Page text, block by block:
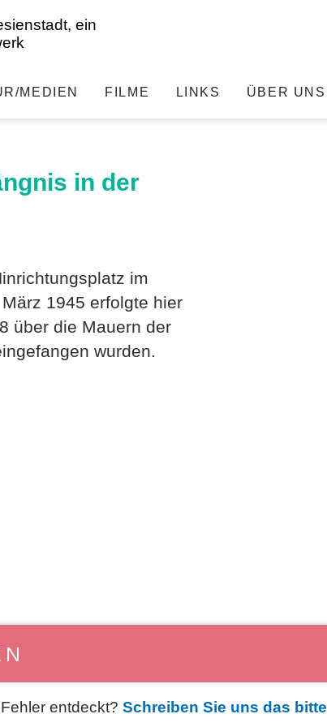
MEDIEN FILME LINKS ÜBER UNS
suchein der
im
1945 erfolgte hier
über die Mauern der
wurden.
entdeckt? Schreiben Sie uns das bitte